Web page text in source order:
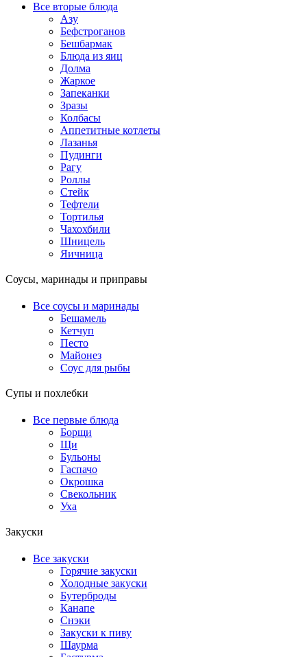
Все вторые блюда
Азу
Бефстроганов
Бешбармак
Блюда из яиц
Долма
Жаркое
Запеканки
Зразы
Колбасы
Аппетитные котлеты
Лазанья
Пудинги
Рагу
Роллы
Стейк
Тефтели
Тортилья
Чахохбили
Шницель
Яичница
Соусы, маринады и приправы
Все соусы и маринады
Бешамель
Кетчуп
Песто
Майонез
Соус для рыбы
Супы и похлебки
Все первые блюда
Борщи
Щи
Бульоны
Гаспачо
Окрошка
Свекольник
Уха
Закуски
Все закуски
Горячие закуски
Холодные закуски
Бутерброды
Канапе
Снэки
Закуски к пиву
Шаурма